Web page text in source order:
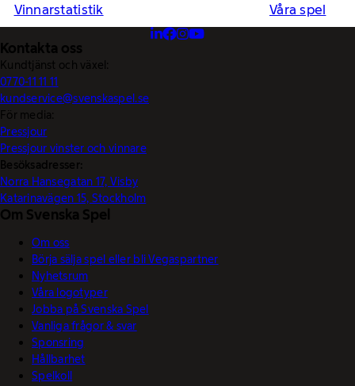
Vinnarstatistik Våra spel
Kontakta oss
Kundtjänst och växel:
0770-11 11 11
kundservice@svenskaspel.se
För media:
Pressjour
Pressjour vinster och vinnare
Besöksadresser:
Norra Hansegatan 17, Visby
Katarinavägen 15, Stockholm
Om Svenska Spel
Om oss
Börja sälja spel eller bli Vegaspartner
Nyhetsrum
Våra logotyper
Jobba på Svenska Spel
Vanliga frågor & svar
Sponsring
Hållbarhet
Spelkoll